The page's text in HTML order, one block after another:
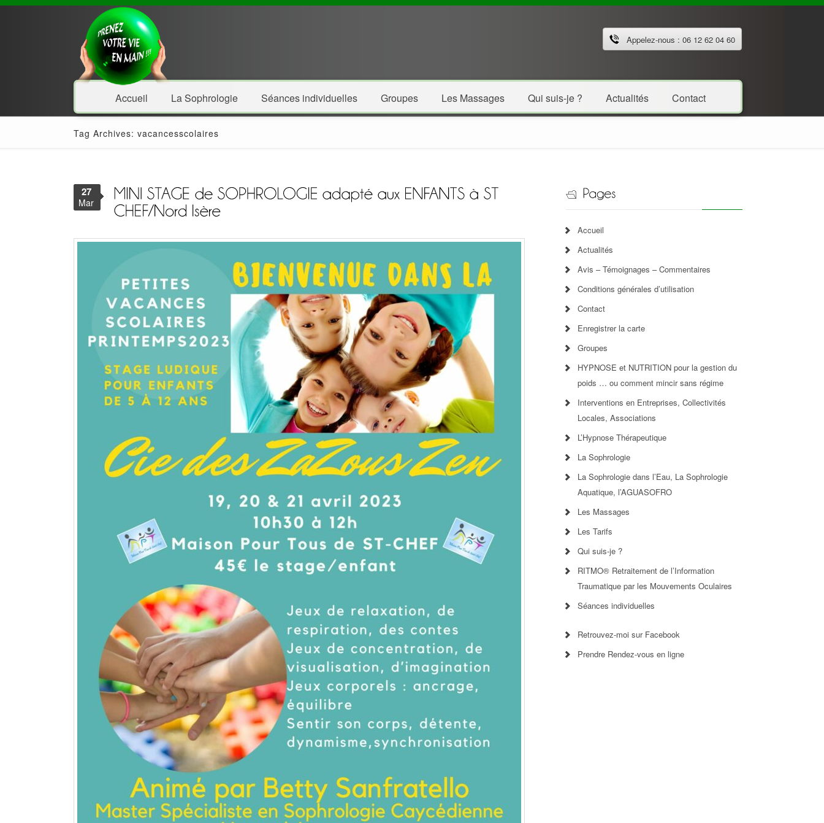
Appelez-nous : 06 12 62 04 60
Accueil La Sophrologie Séances individuelles Groupes Les Massages Qui suis-je ? Actualités Contact
Tag Archives: vacancesscolaires
27
Mar
Accueil
Actualités
Avis – Témoignages – Commentaires
Conditions générales d’utilisation
Contact
Enregistrer la carte
Groupes
HYPNOSE et NUTRITION pour la gestion du
poids … ou comment mincir sans régime
Interventions en Entreprises, Collectivités
Locales, Associations
L’Hypnose Thérapeutique
La Sophrologie
La Sophrologie dans l’Eau, La Sophrologie
Aquatique, l’AGUASOFRO
Les Massages
Les Tarifs
Qui suis-je ?
RITMO® Retraitement de l’Information
Traumatique par les Mouvements Oculaires
Séances individuelles
Retrouvez-moi sur Facebook
Prendre Rendez-vous en ligne